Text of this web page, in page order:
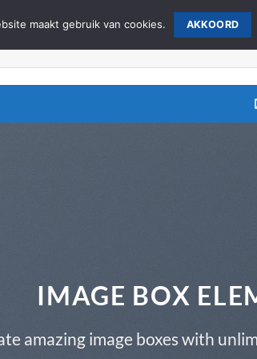
IMAGE BOX
amazing image boxes with
maakt gebruik van cookies. AKKOORD